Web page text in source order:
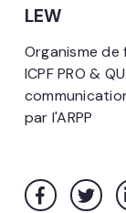
LEW
Organisme
ICPF PRO &
par l'ARPP